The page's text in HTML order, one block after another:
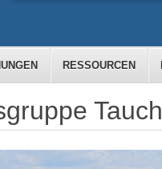
RESSOURCEN